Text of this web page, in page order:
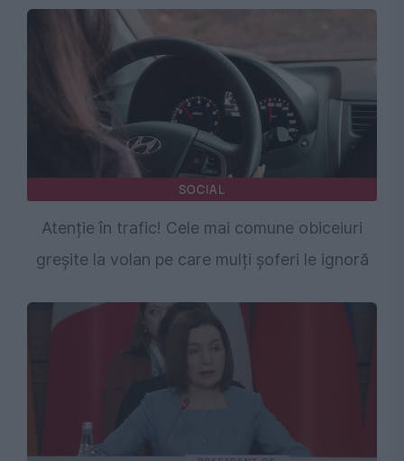
SOCIAL
Atenție în trafic! Cele mai comune obiceiuri
greșite la volan pe care mulți șoferi le ignoră